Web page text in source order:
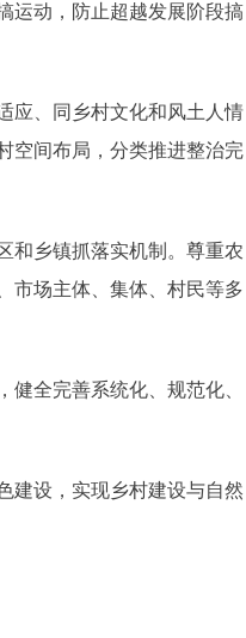
运动，防止超越发展阶段搞
、同乡村文化和风土人情
空间布局，分类推进整治完
乡镇抓落实机制。尊重农
市场主体、集体、村民等多
全完善系统化、规范化、
设，实现乡村建设与自然